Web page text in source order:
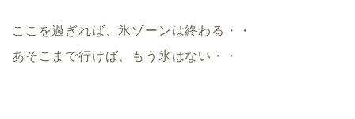
ここを過ぎれば、氷ゾーンは終わる・・
あそこまで行けば、もう氷はない・・